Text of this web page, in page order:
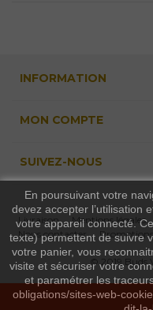
INFORMATION
MON COMPTE
SUIVEZ-NOUS
En poursuivant votre
devez accepter l’utilisation
votre appareil connecté.
texte) permettent de suivre
votre panier, vous
visite et sécuriser votre
et paramétrer les
obligations/sites-web-
Livraison Mentions légales
Nous contacter
Promotions
© 2019 Buds